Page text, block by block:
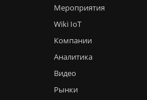
Мероприятия
Wiki IoT
Компании
Аналитика
Видео
Рынки